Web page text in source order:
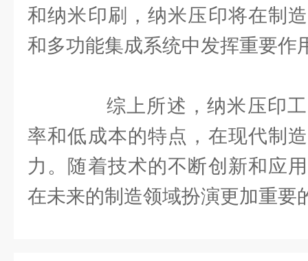
和纳米印刷，纳米压印将在制
和多功能集成系统中发挥重要作
综上所述，纳米压印工
率和低成本的特点，在现代制
力。随着技术的不断创新和应
在未来的制造领域扮演更加重要